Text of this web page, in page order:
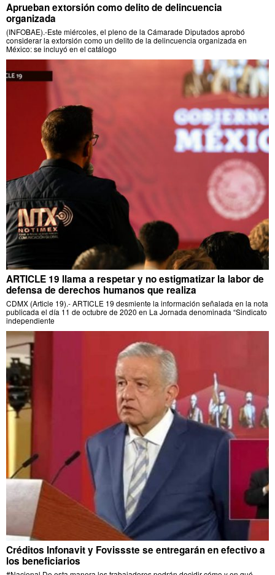
Aprueban extorsión como delito de delincuencia
organizada
(INFOBAE).-Este miércoles, el pleno de la Cámarade Diputados aprobó
considerar la extorsión como un delito de la delincuencia organizada en
México: se incluyó en el catálogo
ARTICLE 19 llama a respetar y no estigmatizar la labor de
defensa de derechos humanos que realiza
CDMX (Article 19).- ARTICLE 19 desmiente la información señalada en la nota
publicada el día 11 de octubre de 2020 en La Jornada denominada “Sindicato
independiente
Créditos Infonavit y Fovissste se entregarán en efectivo a
los beneficiarios